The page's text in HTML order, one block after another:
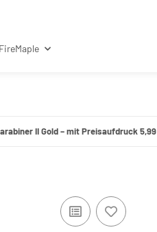
FireMaple
II Gold – mit Preisaufdruck